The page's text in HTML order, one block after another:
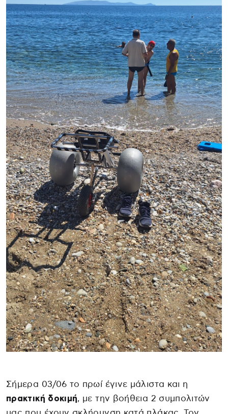
Σήμερα 03/06 το πρωί έγινε μάλιστα και η
πρακτική δοκιμή, με την βοήθεια 2 συμπολιτών